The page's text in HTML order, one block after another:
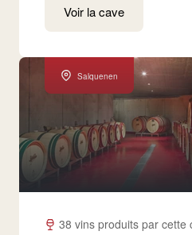
Voir la cave
Salquenen
38 vins produits par cette